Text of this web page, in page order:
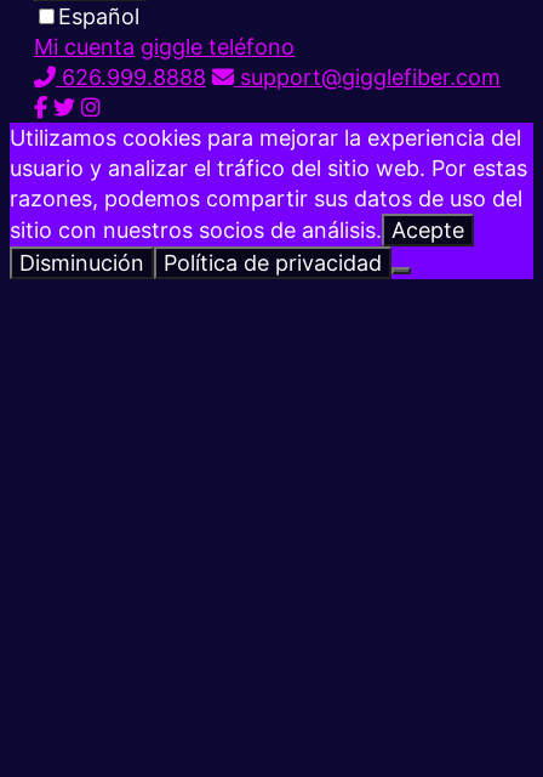
Español
Mi cuenta giggle teléfono
626.999.8888
support@gigglefiber.com
Utilizamos cookies para mejorar la experiencia del
usuario y analizar el tráfico del sitio web. Por estas
razones, podemos compartir sus datos de uso del
sitio con nuestros socios de análisis. Acepte
Disminución
Política de privacidad